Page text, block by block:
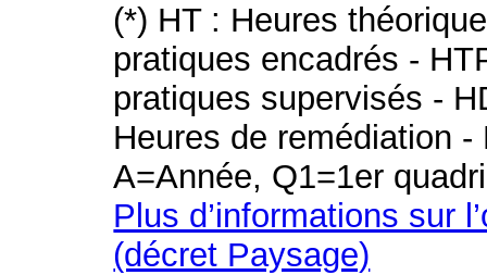
(*) HT : Heures
pratiques encadrés -
pratiques supervisés -
Heures de remédiation
A=Année, Q1=1er
Plus d’informations sur
(décret Paysage)